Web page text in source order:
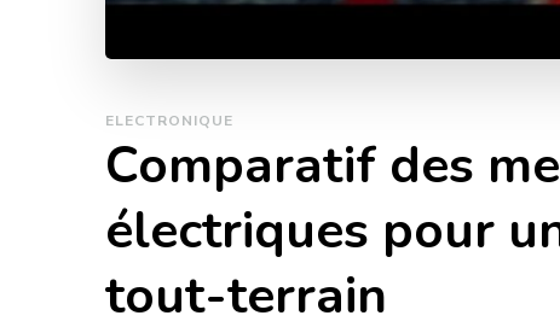
ELECTRONIQUE
Comparatif des
électriques pour
tout-terrain